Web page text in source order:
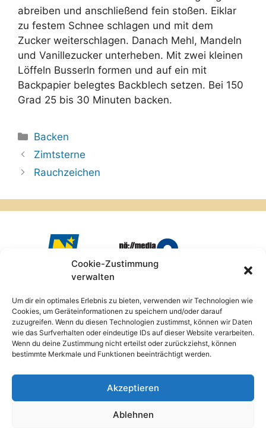
Cookie-Zustimmung
verwalten
Um dir ein optimales Erlebnis zu bieten, verwenden wir Technologien wie
Cookies, um Geräteinformationen zu speichern und/oder darauf
zuzugreifen. Wenn du diesen Technologien zustimmst, können wir Daten
wie das Surfverhalten oder eindeutige IDs auf dieser Website verarbeiten.
Wenn du deine Zustimmung nicht erteilst oder zurückziehst, können
bestimmte Merkmale und Funktionen beeinträchtigt werden.
Akzeptieren
Ablehnen
abreiben und anschließend fein stoßen. Eiklar
zu festem Schnee schlagen und mit dem
Zucker weiterschlagen. Danach Mehl, Mandeln
und Vanillezucker unterheben. Mit zwei kleinen
Löffeln Busserln formen und auf ein mit
Backpapier belegtes Backblech setzen. Bei 150
Grad 25 bis 30 Minuten backen.
Kategorien
Backen
Zimtsterne
Rauchzeichen